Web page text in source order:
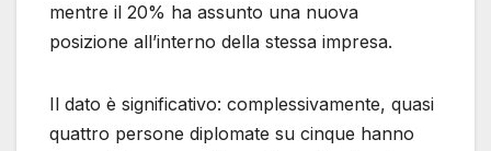
mentre il 20% ha assunto una nuova
posizione all’interno della stessa impresa.
Il dato è significativo: complessivamente, quasi
quattro persone diplomate su cinque hanno